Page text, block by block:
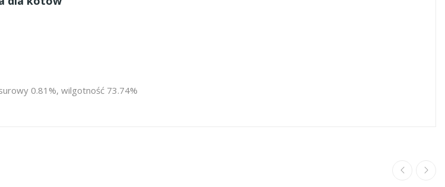
0.81%, wilgotność 73.74%